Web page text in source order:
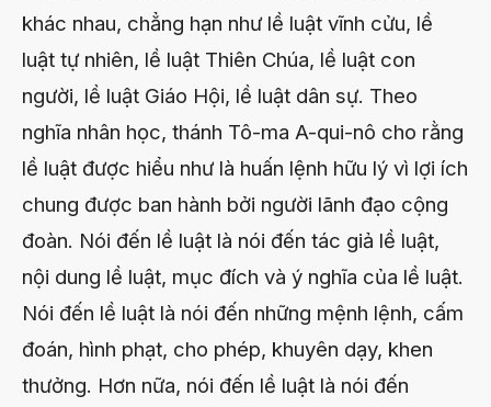
khác nhau, chẳng hạn như lề luật vĩnh cửu, lề
luật tự nhiên, lề luật Thiên Chúa, lề luật con
người, lề luật Giáo Hội, lề luật dân sự. Theo
nghĩa nhân học, thánh Tô-ma A-qui-nô cho rằng
lề luật được hiểu như là huấn lệnh hữu lý vì lợi ích
chung được ban hành bởi người lãnh đạo cộng
đoàn. Nói đến lề luật là nói đến tác giả lề luật,
nội dung lề luật, mục đích và ý nghĩa của lề luật.
Nói đến lề luật là nói đến những mệnh lệnh, cấm
đoán, hình phạt, cho phép, khuyên dạy, khen
thưởng. Hơn nữa, nói đến lề luật là nói đến